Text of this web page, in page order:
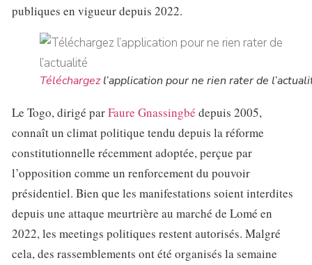
publiques en vigueur depuis 2022.
Téléchargezl’application pour ne rien rater de
Le Togo, dirigé parFaure Gnassingbé depuis 2005,
connaît un climat politique tendu depuis la réforme
constitutionnelle récemment adoptée, perçue par
l’opposition comme un renforcement du pouvoir
présidentiel. Bien que les manifestations soient interdites
depuis une attaque meurtrière au marché de Lomé en
2022, les meetings politiques restent autorisés. Malgré
cela, des rassemblements ont été organisés la semaine